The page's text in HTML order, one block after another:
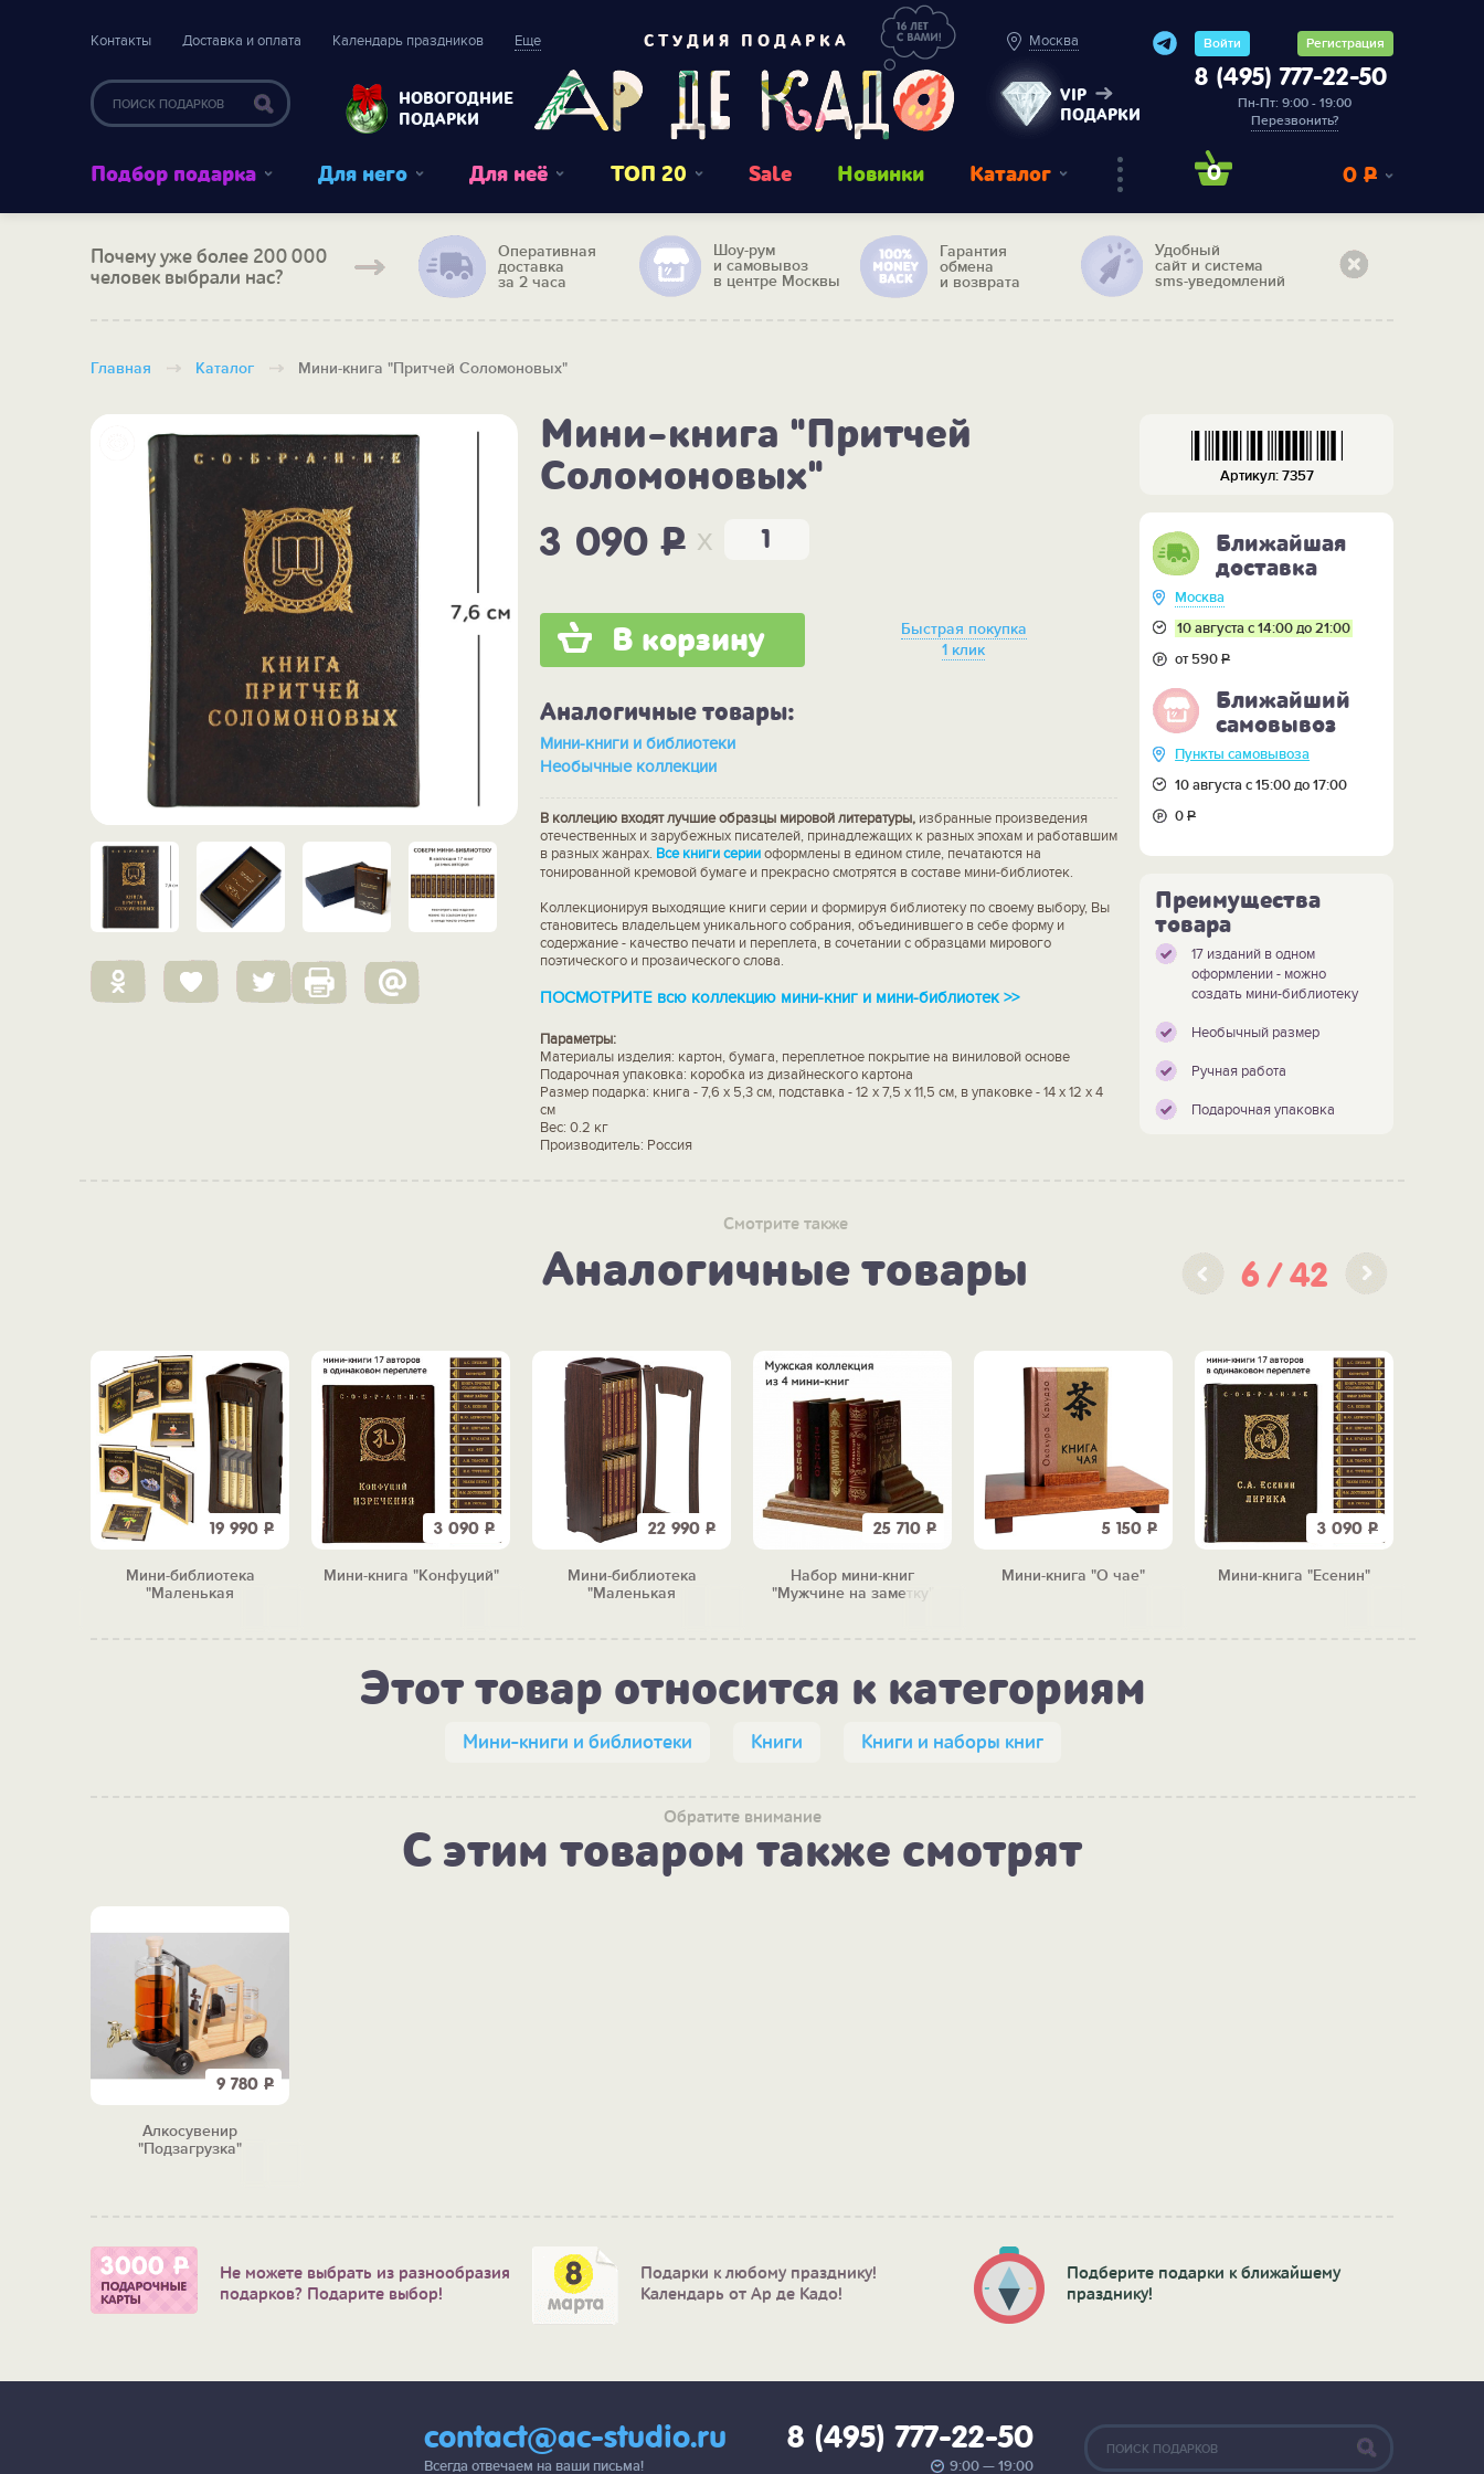
Контакты Доставка и оплата Календарь праздников Еще
НОВОГОДНИЕ
ПОДАРКИ
СТУДИЯ ПОДАРКА Москва
VIP
ПОДАРКИ
Войти Регистрация
8 (495) 777-22-50
Пн-Пт: 9:00 - 19:00
Перезвонить?
Подбор подарка Для него Для неё ТОП 20 Sale Новинки Каталог 0 0 Р
Почему уже более 200 000
человек выбрали нас?
Оперативная
доставка
за 2 часа
Шоу-рум
и самовывоз
в центре Москвы
Гарантия
обмена
и возврата
Удобный
сайт и система
sms-уведомлений
Главная Каталог Мини-книга "Притчей Соломоновых"
Мини-книга "Притчей
Соломоновых"
3 090P x
В корзину
Быстрая покупка
1 клик
Аналогичные товары:
Мини-книги и библиотеки
Необычные коллекции
В коллецию входят лучшие образцы мировой литературы, избранные произведения
отечественных и зарубежных писателей, принадлежащих к разных эпохам и работавшим
в разных жанрах. Все книги серии оформлены в едином стиле, печатаются на
тонированной кремовой бумаге и прекрасно смотрятся в составе мини-библиотек.
Коллекционируя выходящие книги серии и формируя библиотеку по своему выбору, Вы
становитесь владельцем уникального собрания, объединившего в себе форму и
содержание - качество печати и переплета, в сочетании с образцами мирового
поэтического и прозаического слова.
ПОСМОТРИТЕ всю коллекцию мини-книг и мини-библиотек >>
Параметры:
Материалы изделия: картон, бумага, переплетное покрытие на виниловой основе
Подарочная упаковка: коробка из дизайнеского картона
Размер подарка: книга - 7,6 х 5,3 см, подставка - 12 х 7,5 х 11,5 см, в упаковке - 14 х 12 х 4
см
Вес: 0.2 кг
Производитель: Россия
Артикул: 7357
Ближайшая
доставка
Москва
10 августа с 14:00 до 21:00
от 590Р
Ближайший
самовывоз
Пункты самовывоза
10 августа с 15:00 до 17:00
0Р
Преимущества
товара
17 изданий в одном
оформлении - можно
создать мини-библиотеку
Необычный размер
Ручная работа
Подарочная упаковка
Смотрите также
Аналогичные товары 6 42
19 990 Р
Мини-библиотека
"Маленькая
3 090 Р
Мини-книга "Конфуций"
22 990 Р
Мини-библиотека
"Маленькая
25 710 Р
Набор мини-книг
"Мужчине на заметку"
5 150 Р
Мини-книга "О чае"
3 090 Р
Мини-книга "Есенин"
Этот товар относится к категориям
Мини-книги и библиотеки Книги Книги и наборы книг
Обратите внимание
С этим товаром также смотрят
9 780 Р
Алкосувенир
"Подзагрузка"
Не можете выбрать из разнообразия
подарков? Подарите выбор!
Подарки к любому празднику!
Календарь от Ар де Кадо!
Подберите подарки к ближайшему
празднику!
contact@ac-studio.ru
Всегда отвечаем на ваши письма!
8 (495) 777-22-50
9:00 — 19:00